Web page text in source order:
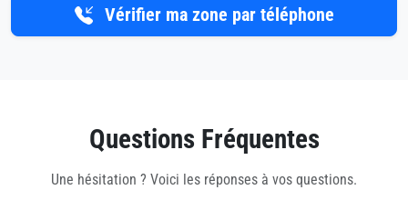
Vérifier ma zone par téléphone
Questions Fréquentes
Une hésitation ? Voici les réponses à vos questions.